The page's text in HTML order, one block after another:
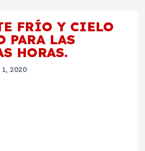
FRÍO Y CIELO
PARA LAS
HORAS.
2020